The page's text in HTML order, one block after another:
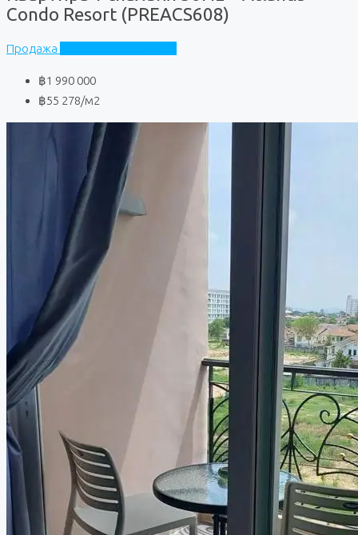
Condo Resort (PREACS608)
Продажа
฿1 990 000
฿55 278/м2